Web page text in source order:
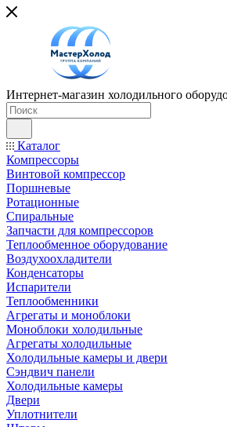
Интернет-магазин холодильного
Каталог
Компрессоры
Винтовой компрессор
Поршневые
Ротационные
Спиральные
Запчасти для компрессоров
Теплообменное оборудование
Воздухоохладители
Конденсаторы
Испарители
Теплообменники
Агрегаты и моноблоки
Моноблоки холодильные
Агрегаты холодильные
Холодильные камеры и двери
Сэндвич панели
Холодильные камеры
Двери
Уплотнители